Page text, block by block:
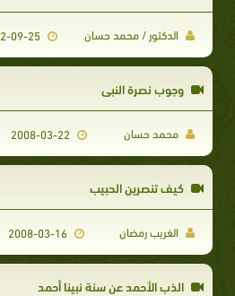
الدكتور / محمد حسان
وجوب نصرة النبي
محمد حسان
كيف تنصرين الحبيب
الغريب رمضان 2008-03-16
الذب الأحمد عن سنة نبينا أحمد